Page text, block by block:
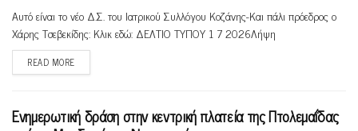
Αυτό είναι το νέο Δ.Σ. του Ιατρικού Συλλόγου Κοζάνης-Και πάλι πρόεδρος ο
Χάρης Τσεβεκίδης: Κλικ εδώ: ΔΕΛΤΙΟ ΤΥΠΟΥ 1 7 2026Λήψη
READ MORE
Ενημερωτική δράση στην κεντρική πλατεία της Πτολεμαΐδας